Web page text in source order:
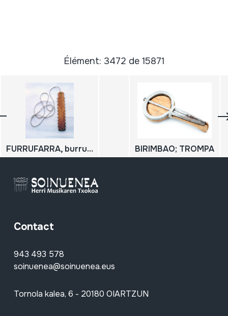
Élément: 3472 de 15871
FURRUFARRA, burruna BIRIMBAO; TROMPA
Contact
943 493 578
soinuenea@soinuenea.eus
Tornola kalea, 6 - 20180 OIARTZUN